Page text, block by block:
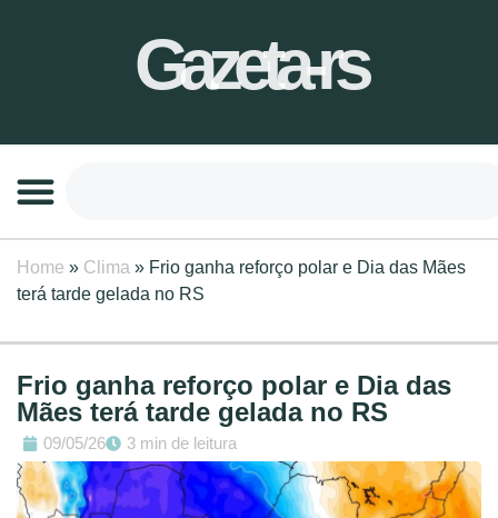
Gazeta-rs
Home » Clima » Frio ganha reforço polar e Dia das Mães
terá tarde gelada no RS
Frio ganha reforço polar e Dia das
Mães terá tarde gelada no RS
09/05/26 3 min de leitura